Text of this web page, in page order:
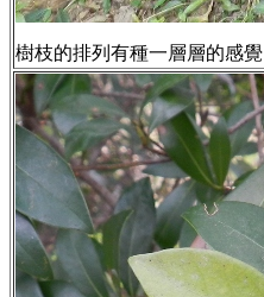
樹枝的排列有種一層層的感覺